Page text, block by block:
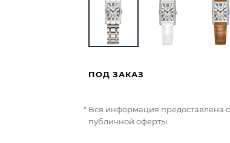
ПОД ЗАКАЗ
Вся информация предоставлена
публичной оферты.